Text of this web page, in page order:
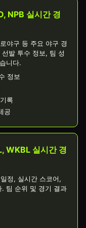
NPB 실시간 경
야구 등 주요 야구 경
발 투수 정보, 팀 성
니다.
정보
록
공
WKBL 실시간 경
정, 실시간 스코어,
팀 순위 및 경기 결과